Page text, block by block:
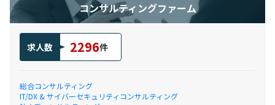
コンサルティングファーム
求人数 2296件
総合コンサルティング
IT/DX & サイバーセキュリティコンサルティング